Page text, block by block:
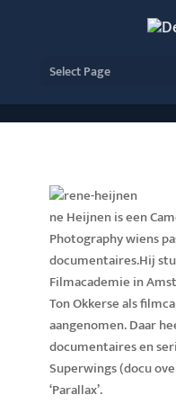
Select Page
ne Heijnen is een
Photography wiens
documentaires.Hij
Filmacademie in
Ton Okkerse als
aangenomen. Daar
documentaires en
Superwings (docu
‘Parallax’.